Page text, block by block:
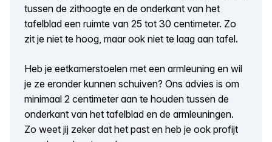
tussen de zithoogte en de onderkant van het
tafelblad een ruimte van 25 tot 30 centimeter. Zo
zit je niet te hoog, maar ook niet te laag aan tafel.
Heb je eetkamerstoelen met een armleuning en wil
je ze eronder kunnen schuiven? Ons advies is om
minimaal 2 centimeter aan te houden tussen de
onderkant van het tafelblad en de armleuningen.
Zo weet jij zeker dat het past en heb je ook profijt